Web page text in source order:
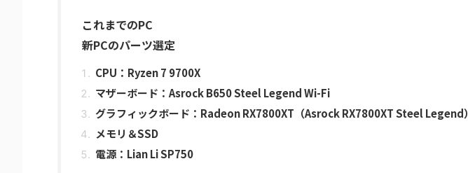
これまでのPC
新PCのパーツ選定
CPU：Ryzen 7 9700X
マザーボード：Asrock B650 Steel Legend Wi-Fi
グラフィックボード：Radeon RX7800XT（Asrock RX7800XT Steel Legend）
メモリ＆SSD
電源：Lian Li SP750